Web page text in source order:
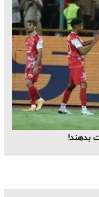
بدهند!